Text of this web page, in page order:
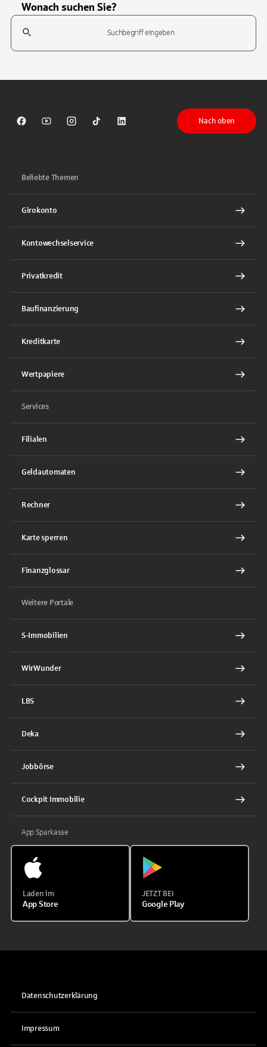
Wonach suchen Sie?
Suchfeld
Sparkasse auf Facebook
Sparkasse auf Youtube
Sparkasse auf Instagram
Sparkasse auf TikTok
Sparkasse auf LinkedIn
Nach oben
Beliebte Themen
Girokonto
Kontowechselservice
Privatkredit
Baufinanzierung
Kreditkarte
Wertpapiere
Services
Filialen
Geldautomaten
Rechner
Karte sperren
Finanzglossar
Weitere Portale
S-Immobilien
WirWunder
LBS
Deka
Jobbörse
Cockpit Immobilie
App Sparkasse
Laden im
App Store
JETZT BEI
Google Play
Datenschutzerklärung
Impressum